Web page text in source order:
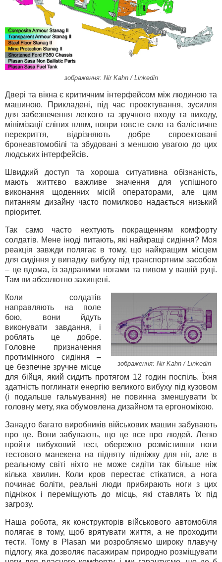
зображення: Nir Kahn / Linkedin
Двері та вікна є критичним інтерфейсом між людиною та
машиною. Прикладені, під час проектування, зусилля
для забезпечення легкого та зручного входу та виходу,
мінімізації сліпих плям, попри товсте скло та балістичне
перекриття, відрізняють добре спроектовані
бронеавтомобілі та збудовані з меншою увагою до цих
людських інтерфейсів.
Швидкий доступ та хороша ситуативна обізнаність,
мають життєво важливе значення для успішного
виконання щоденних місій операторами, але цим
питанням дизайну часто помилково надається низький
пріоритет.
Так само часто нехтують покращенням комфорту
солдатів. Мене іноді питають, які найкращі сидіння? Моя
реакція завжди полягає в тому, що найкращим місцем
для сидіння у випадку вибуху під транспортним засобом
– це вдома, із задраними ногами та пивом у вашій руці.
Там ви абсолютно захищені.
зображення: Nir Kahn / Linkedin
Коли солдатів
направляють на поле
бою, вони йдуть
виконувати завдання, і
роблять це добре.
Головне призначення
протимінного сидіння –
це безпечне зручне місце
для бійця, який сидить протягом 12 годин поспіль. Їхня
здатність поглинати енергію великого вибуху під кузовом
(і подальше гальмування) не повинна зменшувати їх
головну мету, яка обумовлена дизайном та ергономікою.
Занадто багато виробників військових машин забувають
про це. Вони забувають, що це все про людей. Легко
пройти вибуховий тест, обережно розмістивши ноги
тестового манекена на підняту підніжку для ніг, але в
реальному світі ніхто не може сидіти так більше ніж
кілька хвилин. Коли кров перестає стікатися, а нога
починає боліти, реальні люди прибирають ноги з цих
підніжок і переміщують до місць, які ставлять їх під
загрозу.
Наша робота, як конструкторів військового автомобіля
полягає в тому, щоб врятувати життя, а не проходити
тести. Тому в Plasan ми розробляємо широку плавучу
підлогу, яка дозволяє пасажирам природно розміщувати